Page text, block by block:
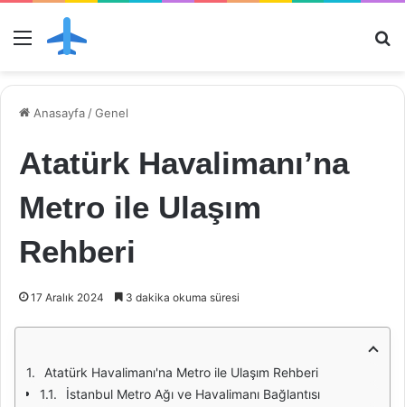
Menü
Anasayfa /Genel
Atatürk Havalimanı’na
Metro ile Ulaşım
Rehberi
17 Aralık 2024 3 dakika okuma süresi
Atatürk Havalimanı'na Metro ile Ulaşım Rehberi
İstanbul Metro Ağı ve Havalimanı Bağlantısı